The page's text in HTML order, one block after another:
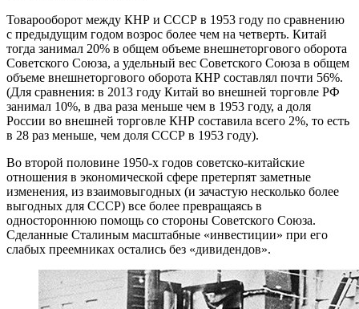
Товарооборот между КНР и СССР в 1953 году по сравнению
с предыдущим годом возрос более чем на четверть. Китай
тогда занимал 20% в общем объеме внешнеторгового оборота
Советского Союза, а удельный вес Советского Союза в общем
объеме внешнеторгового оборота КНР составлял почти 56%.
(Для сравнения: в 2013 году Китай во внешней торговле РФ
занимал 10%, в два раза меньше чем в 1953 году, а доля
России во внешней торговле КНР составила всего 2%, то есть
в 28 раз меньше, чем доля СССР в 1953 году).
Во второй половине 1950-х годов советско-китайские
отношения в экономической сфере претерпят заметные
изменения, из взаимовыгодных (и зачастую несколько более
выгодных для СССР) все более превращаясь в
одностороннюю помощь со стороны Советского Союза.
Сделанные Сталиным масштабные «инвестиции» при его
слабых преемниках остались без «дивидендов».